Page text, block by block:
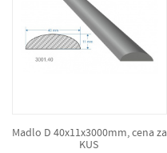
Madlo D 40x11x3000mm, cena za
KUS